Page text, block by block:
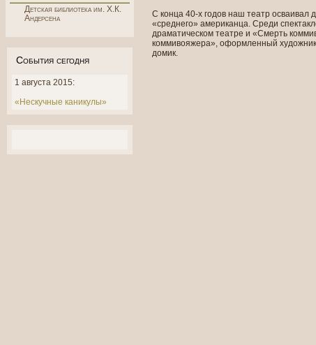
Детская библиотека им. Х.К.
Андерсена
События сегодня
1 августа 2015:
«Нескучные каникулы»
С конца 40-х годов наш театр осваивал
«среднего» американца. Среди
драматическом театре и «Смерть
коммивояжера», оформленный
домик.